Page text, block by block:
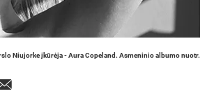
Niujorke įkūrėja - Aura Copeland. Asmeninio albumo nuotr.